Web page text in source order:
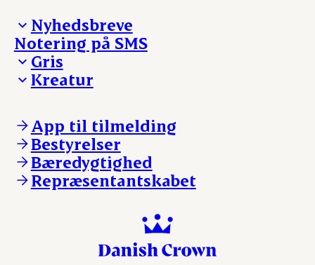
Nyhedsbreve
Madinspiration - nyhedsbrev
Notering på SMS
Gris
Ejerinformation
Nyheder
Login
Kreatur
Kontakt os
Notering
Nyheder
Login
App til tilmelding
Bestyrelser
Bæredygtighed
Repræsentantskabet